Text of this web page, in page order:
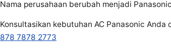
Nama perusahaan berubah menjadi
Konsultasikan kebutuhan AC Panasonic Anda
878 7878 2773